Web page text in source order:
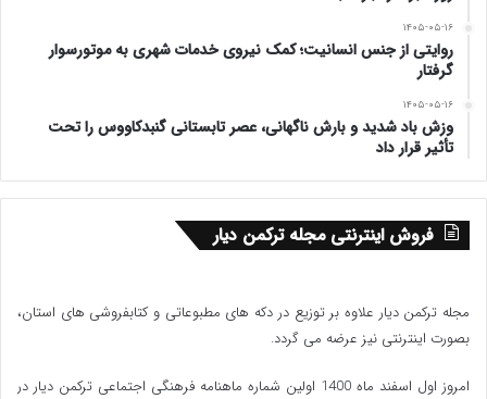
۱۴۰۵-۰۵-۱۶
روایتی از جنس انسانیت؛ کمک نیروی خدمات شهری به موتورسوار
گرفتار
۱۴۰۵-۰۵-۱۶
وزش باد شدید و بارش ناگهانی، عصر تابستانی گنبدکاووس را تحت
تأثیر قرار داد
فروش اینترنتی مجله ترکمن دیار
مجله ترکمن دیار علاوه بر توزیع در دکه های مطبوعاتی و کتابفروشی های استان،
بصورت اینترنتی نیز عرضه می گردد.‌
امروز اول اسفند ماه 1400 اولین شماره ماهنامه فرهنگی اجتماعی ترکمن دیار در